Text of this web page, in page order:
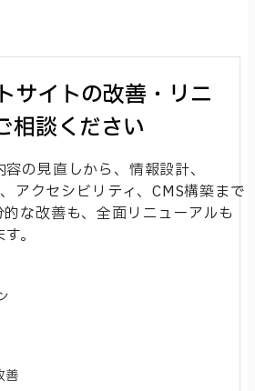
サイトの改善・リニ
相談ください
の見直しから、情報設計、
アクセシビリティ、CMS構築まで
な改善も、全面リニューアルも
。
善